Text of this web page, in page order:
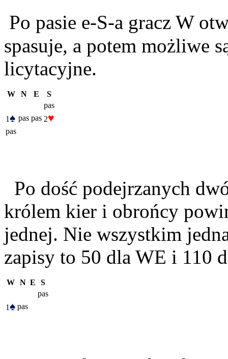
Po pasie e-S-a gracz W
spasuje, a potem możliwe
licytacyjne.
W N E
S
pas
1♠ pas pas 2♥
pas
Po dość podejrzanych
królem kier i obrońcy
jednej. Nie wszystkim
zapisy to 50 dla WE i 110
W N E
S
pas
1♠ pas